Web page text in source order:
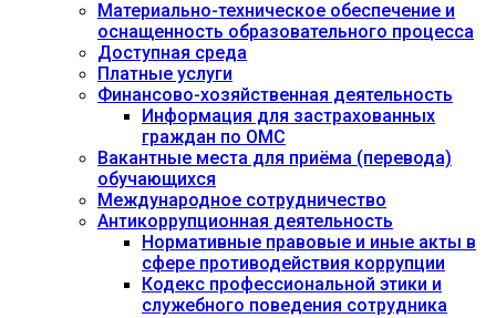
Материально-техническое обеспечение и
оснащенность образовательного процесса
Доступная среда
Платные услуги
Финансово-хозяйственная деятельность
Информация для застрахованных
граждан по ОМС
Вакантные места для приёма (перевода)
обучающихся
Международное сотрудничество
Антикоррупционная деятельность
Нормативные правовые и иные акты в
сфере противодействия коррупции
Кодекс профессиональной этики и
служебного поведения сотрудника